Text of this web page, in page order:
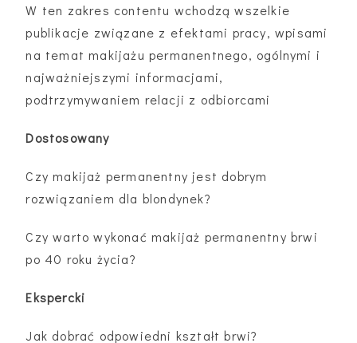
W ten zakres contentu wchodzą wszelkie
publikacje związane z efektami pracy, wpisami
na temat makijażu permanentnego, ogólnymi i
najważniejszymi informacjami,
podtrzymywaniem relacji z odbiorcami
Dostosowany
Czy makijaż permanentny jest dobrym
rozwiązaniem dla blondynek?
Czy warto wykonać makijaż permanentny brwi
po 40 roku życia?
Ekspercki
Jak dobrać odpowiedni kształt brwi?